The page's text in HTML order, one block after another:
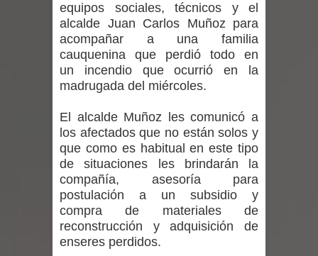
Banda linarense Los Remembers
regresa de Brasil tras impulsar un
intercambio musical y pedagógico
con comunidades escolares
Alta positividad en influenza hace que
expertos reiteren llamado a
vacunarse
Mario Meza endurece críticas contra
equipos sociales, técnicos y el
alcalde Juan Carlos Muñoz para
acompañar a una familia
cauquenina que perdió todo en
un incendio que ocurrió en la
madrugada del miércoles.
El alcalde Muñoz les comunicó a
los afectados que no están solos y
que como es habitual en este tipo
de situaciones les brindarán la
compañía, asesoría para
postulación a un subsidio y
compra de materiales de
reconstrucción y adquisición de
enseres perdidos.